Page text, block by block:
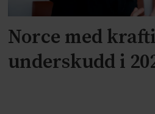
Norce med
underskudd i